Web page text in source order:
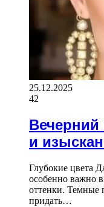
25.12.2025
42
Вечерний
и
Глубокие цвета
особенно важно
оттенки. Темные
придать…